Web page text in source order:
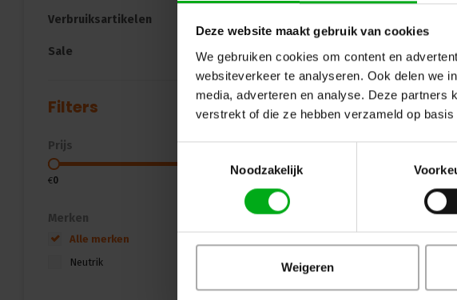
Deze website maakt gebruik van cookies
We gebruiken cookies om content en
websiteverkeer te analyseren. Ook delen we
media, adverteren en analyse. Deze partners
verstrekt of die ze hebben verzameld op
Noodzakelijk
Weigeren
Verbruiksartikelen
Sale
Filters
Prijs
€0
Merken
Alle merken
Neutrik